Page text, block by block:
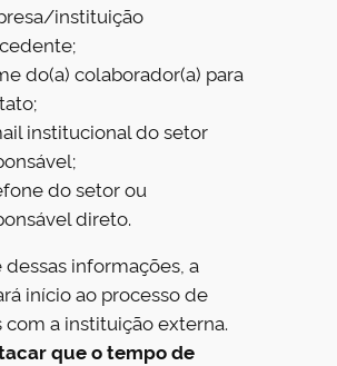
instituição
do(a) colaborador(a) para
institucional do setor
do setor ou
direto.
dessas informações, a
início ao processo de
com a instituição externa.
que o tempo de